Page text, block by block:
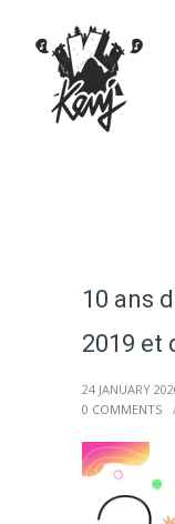
10 ans
2019 et
24 JANUARY
0 COMMENTS